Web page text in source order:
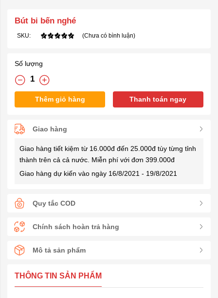
Bút bi bến nghé
SKU: (Chưa có bình luận)
Số lượng
Thêm giỏ hàng Thanh toán ngay
Giao hàng
Giao hàng tiết kiệm từ 16.000đ đến 25.000đ tùy từng tỉnh
thành trên cả cả nước. Miễn phí với đơn 399.000đ
Giao hàng dự kiến vào ngày 16/8/2021 - 19/8/2021
Quy tắc COD
Chính sách hoàn trả hàng
Mô tả sản phẩm
THÔNG TIN SẢN PHẨM